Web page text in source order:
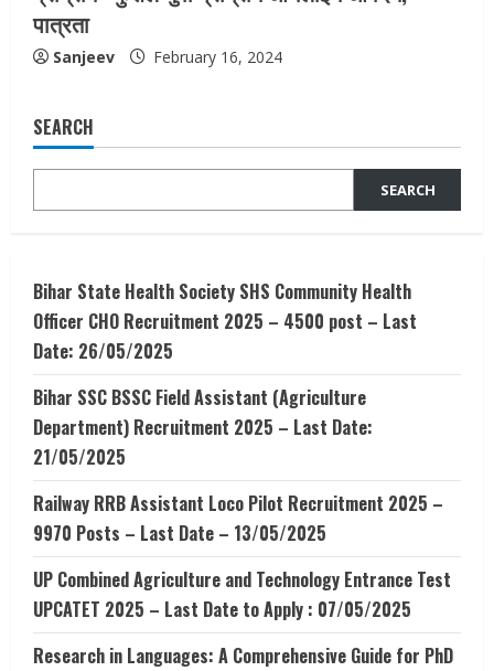
पात्रता
Sanjeev February 16, 2024
SEARCH
SEARCH
Bihar State Health Society SHS Community Health
Officer CHO Recruitment 2025 – 4500 post – Last
Date: 26/05/2025
Bihar SSC BSSC Field Assistant (Agriculture
Department) Recruitment 2025 – Last Date:
21/05/2025
Railway RRB Assistant Loco Pilot Recruitment 2025 –
9970 Posts – Last Date – 13/05/2025
UP Combined Agriculture and Technology Entrance Test
UPCATET 2025 – Last Date to Apply : 07/05/2025
Research in Languages: A Comprehensive Guide for PhD